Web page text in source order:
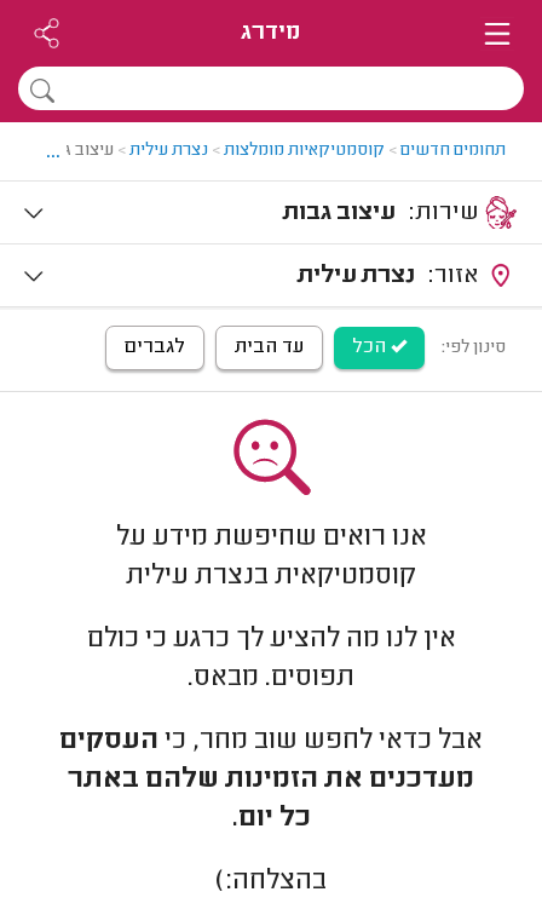
מידרג
תחומים חדשים> קוסמטיקאיות מומלצות> נצרת עילית> עיצוב גבות
...
עיצוב גבות
נצרת עילית
סינון לפי: הכל עד הבית לגברים
אנו רואים שחיפשת מידע על
קוסמטיקאית בנצרת עילית
אין לנו מה להציע לך כרגע כי כולם
תפוסים. מבאס.
אבל כדאי לחפש שוב מחר, כי העסקים
מעדכנים את הזמינות שלהם באתר
כל יום.
בהצלחה:)